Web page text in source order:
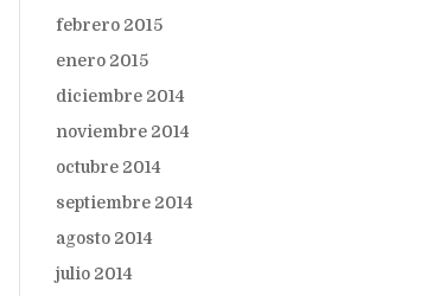
febrero 2015
enero 2015
diciembre 2014
noviembre 2014
octubre 2014
septiembre 2014
agosto 2014
julio 2014